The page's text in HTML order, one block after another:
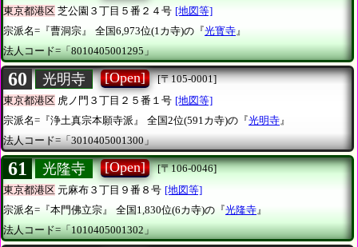
東京都港区 芝公園３丁目５番２４号 [地図等]
宗派名=『曹洞宗』
全国6,973位(1カ寺)の『光寳寺 』
法人コード=「8010405001295」
60 光明寺 [Open]
[〒105-0001]
東京都港区 虎ノ門３丁目２５番１号 [地図等]
宗派名=『浄土真宗本願寺派』
全国2位(591カ寺)の『光明寺』
法人コード=「3010405001300」
61 光隆寺 [Open]
[〒106-0046]
東京都港区 元麻布３丁目９番８号 [地図等]
宗派名=『本門佛立宗』
全国1,830位(6カ寺)の『光隆寺』
法人コード=「1010405001302」